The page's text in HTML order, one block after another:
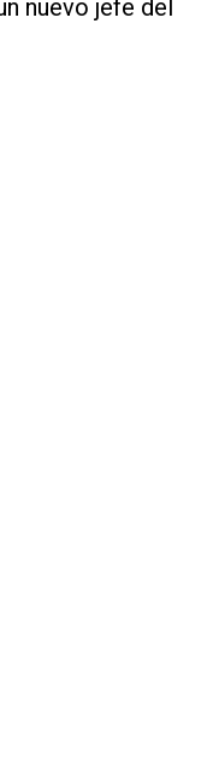
nuevo jefe del